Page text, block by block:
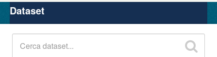
Organizzazioni
Gruppi
Dataset